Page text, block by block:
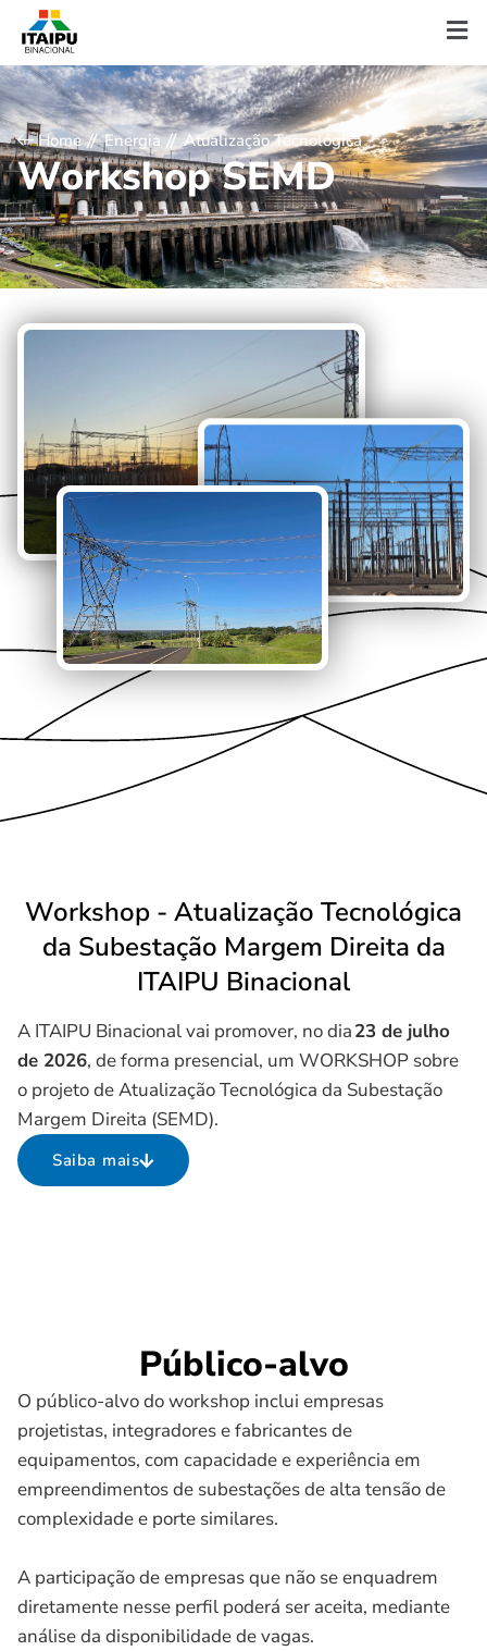
Home Energia Atualização Tecnológica
Workshop SEMD
Workshop - Atualização Tecnológica
da Subestação Margem Direita da
ITAIPU Binacional
A ITAIPU Binacional vai promover, no dia23 de julho
de 2026, de forma presencial, um WORKSHOP sobre
o projeto de Atualização Tecnológica da Subestação
Margem Direita (SEMD).
Saiba mais
Público-alvo
O público-alvo do workshop inclui empresas
projetistas, integradores e fabricantes de
equipamentos, com capacidade e experiência em
empreendimentos de subestações de alta tensão de
complexidade e porte similares.
A participação de empresas que não se enquadrem
diretamente nesse perfil poderá ser aceita, mediante
análise da disponibilidade de vagas.